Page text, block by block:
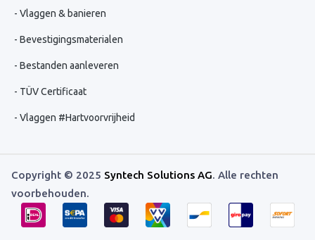
Vlaggen & banieren
Bevestigingsmaterialen
Bestanden aanleveren
TÜV Certificaat
Vlaggen #Hartvoorvrijheid
Copyright © 2025 Syntech Solutions AG. Alle rechten
voorbehouden.